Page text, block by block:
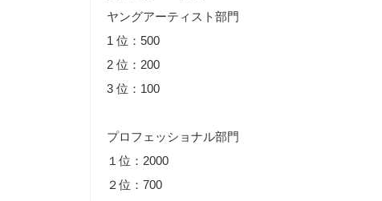
ヤングアーティスト部門
1 位：500
2 位：200
3 位：100
プロフェッショナル部門
１位：2000
２位：700